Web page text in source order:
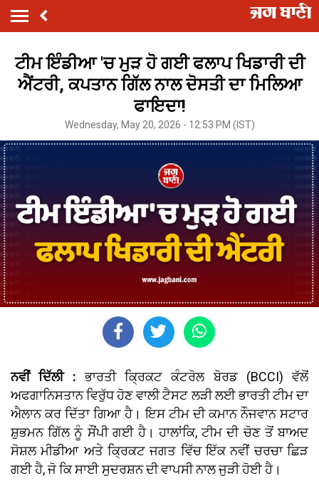
ਟੀਮ ਇੰਡੀਆ 'ਚ ਮੁੜ ਹੋ ਗਈ ਫਲਾਪ ਖਿਡਾਰੀ ਦੀ
ਐਂਟਰੀ, ਕਪਤਾਨ ਗਿੱਲ ਨਾਲ ਦੋਸਤੀ ਦਾ ਮਿਲਿਆ
ਫਾਇਦਾ!
Wednesday, May 20, 2026 - 12:53 PM (IST)
ਨਵੀਂ ਦਿੱਲੀ :ਭਾਰਤੀ ਕ੍ਰਿਕਟ ਕੰਟਰੋਲ ਬੋਰਡ (BCCI) ਵੱਲੋਂ
ਅਫਗਾਨਿਸਤਾਨ ਵਿਰੁੱਧ ਹੋਣ ਵਾਲੀ ਟੈਸਟ ਲੜੀ ਲਈ ਭਾਰਤੀ ਟੀਮ ਦਾ
ਐਲਾਨ ਕਰ ਦਿੱਤਾ ਗਿਆ ਹੈ। ਇਸ ਟੀਮ ਦੀ ਕਮਾਨ ਨੌਜਵਾਨ ਸਟਾਰ
ਸ਼ੁਭਮਨ ਗਿੱਲ ਨੂੰ ਸੌਂਪੀ ਗਈ ਹੈ। ਹਾਲਾਂਕਿ, ਟੀਮ ਦੀ ਚੋਣ ਤੋਂ ਬਾਅਦ
ਸੋਸ਼ਲ ਮੀਡੀਆ ਅਤੇ ਕ੍ਰਿਕਟ ਜਗਤ ਵਿੱਚ ਇੱਕ ਨਵੀਂ ਚਰਚਾ ਛਿੜ
ਗਈ ਹੈ, ਜੋ ਕਿ ਸਾਈ ਸੁਦਰਸ਼ਨ ਦੀ ਵਾਪਸੀ ਨਾਲ ਜੁੜੀ ਹੋਈ ਹੈ।